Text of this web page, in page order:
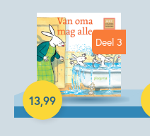
Deel 3
13,99